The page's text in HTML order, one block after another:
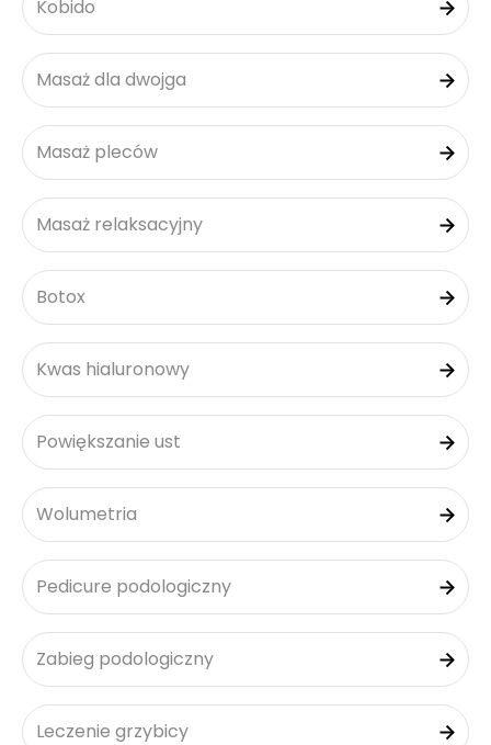
Kobido
Masaż dla dwojga
Masaż pleców
Masaż relaksacyjny
Botox
Kwas hialuronowy
Powiększanie ust
Wolumetria
Pedicure podologiczny
Zabieg podologiczny
Leczenie grzybicy